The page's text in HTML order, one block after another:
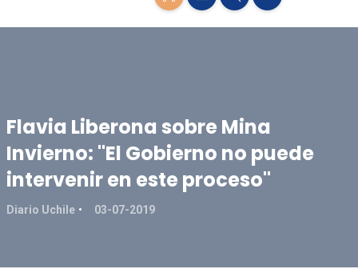
Flavia Liberona sobre Mina
Invierno: "El Gobierno no puede
intervenir en este proceso"
Diario Uchile 03-07-2019